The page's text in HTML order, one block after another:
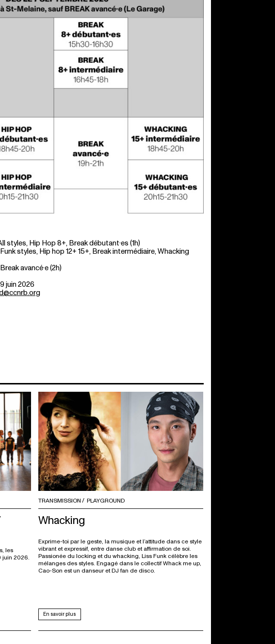
styles, Hip Hop 8+, Break débutant·es (1h)
styles, Hip hop 12+ 15+, Break intermédiaire, Whacking
avancé·e (2h)
juin 2026
les
juin 2026.
TRANSMISSION PLAYGROUND
Whacking
Exprime-toi par le geste, la musique et l’attitude dans ce style
vibrant et expressif, entre danse club et affirmation de soi.
Passionée du locking et du whacking, Liss Funk célèbre les
mélanges des styles. Engagé dans le collectif Whack me up,
Cao-Son est un danseur et DJ fan de disco.
En savoir plus